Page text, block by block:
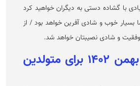
با گشاده دستی به دیگران خواهید کرد
بسیار خوب و شادی آفرین خواهد بود / از
و شادی نصیبتان خواهد شد.
فال شمع ۴ بهمن ۱۴۰۲ برای متولدین